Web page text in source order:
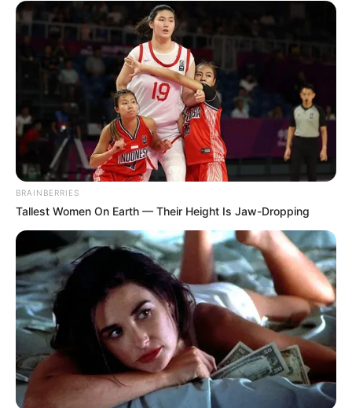
BRAINBERRIES
Tallest Women On Earth — Their Height Is Jaw-Dropping